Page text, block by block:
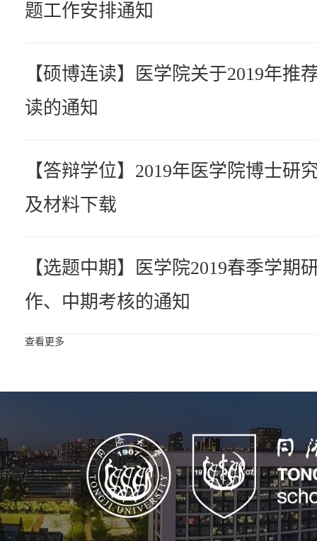
题工作安排通知
【硕博连读】医学院关于2019年推
读的通知
【答辩学位】2019年医学院博士研
及材料下载
【选题中期】医学院2019春季学期
作、中期考核的通知
查看更多